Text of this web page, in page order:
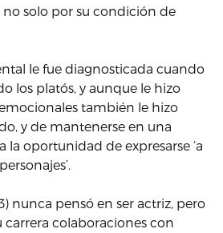
no solo por su condición de
le fue diagnosticada cuando
los platós, y aunque le hizo
también le hizo
y de mantenerse en una
la oportunidad de expresarse ‘a
nunca pensó en ser actriz, pero
carrera colaboraciones con